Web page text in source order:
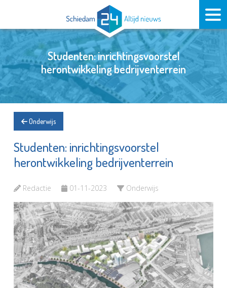
Studenten: inrichtingsvoorstel
herontwikkeling bedrijventerrein
Onderwijs
Studenten: inrichtingsvoorstel
herontwikkeling bedrijventerrein
Redactie 01-11-2023 Onderwijs